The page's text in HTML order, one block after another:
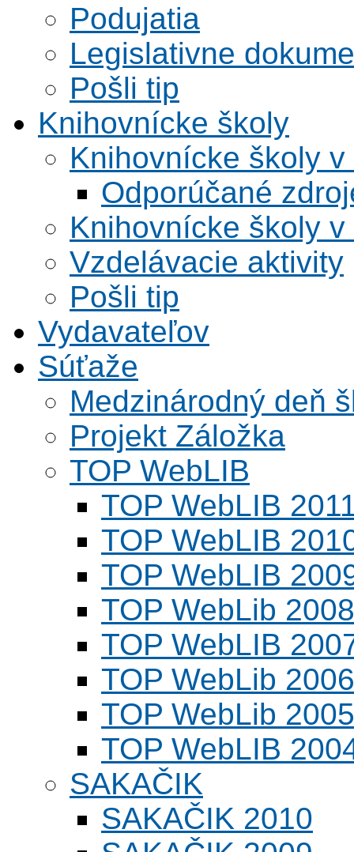
Podujatia
Legislativne
Pošli tip
Knihovnícke školy
Knihovnícke školy v
Odporúčané
Knihovnícke školy v
Vzdelávacie aktivity
Pošli tip
Vydavateľov
Súťaže
Medzinárodný deň
Projekt Záložka
TOP WebLIB
TOP WebLIB
TOP WebLIB
TOP WebLIB
TOP WebLib 2008
TOP WebLIB
TOP WebLib 2006
TOP WebLib 2005
TOP WebLIB
SAKAČIK
SAKAČIK 2010